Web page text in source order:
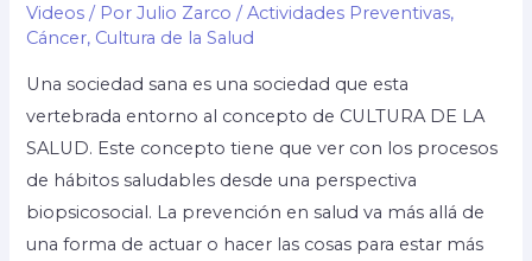
Videos / PorJulio Zarco /Actividades Preventivas,
Cáncer, Cultura de la Salud
Una sociedad sana es una sociedad que esta
vertebrada entorno al concepto de CULTURA DE LA
SALUD. Este concepto tiene que ver con los procesos
de hábitos saludables desde una perspectiva
biopsicosocial. La prevención en salud va más allá de
una forma de actuar o hacer las cosas para estar más